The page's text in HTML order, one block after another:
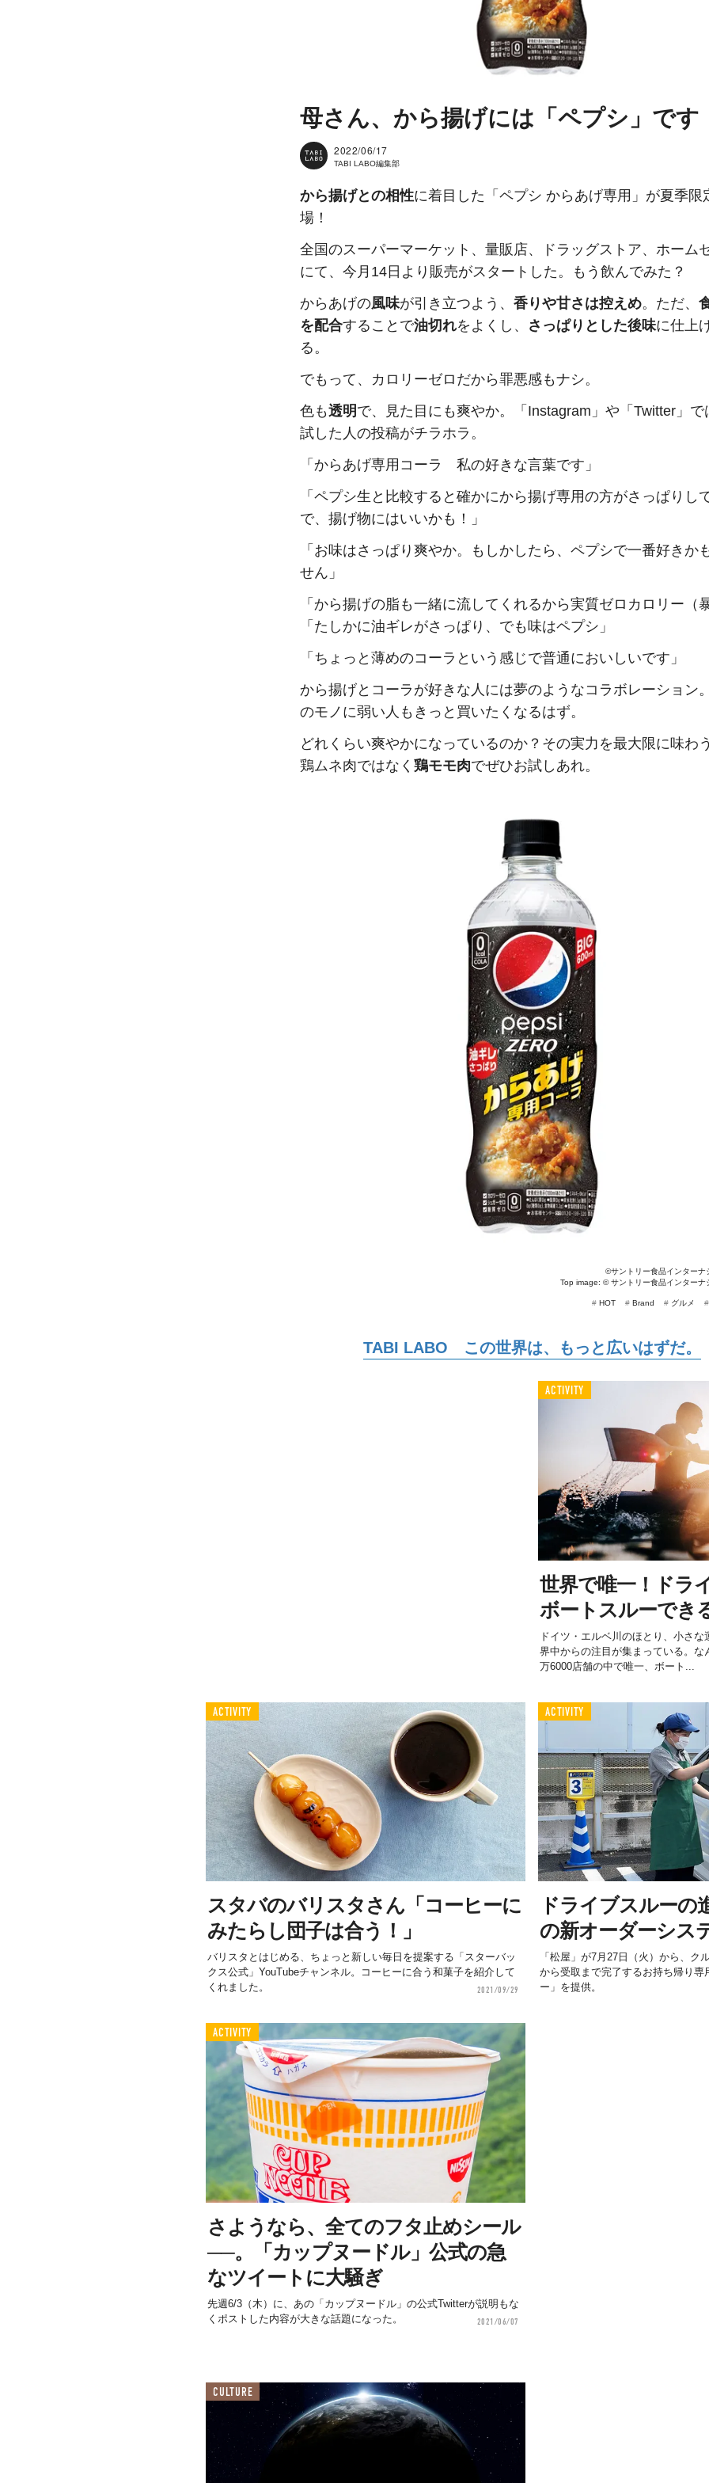
母さん、から揚げには「ペプシ」です
2022/06/17
TABI LABO編集部
から揚げとの相性に着目した「ペプシ からあげ専用」が夏季限
場！
全国のスーパーマーケット、量販店、ドラッグストア、ホーム
にて、今月14日より販売がスタートした。もう飲んでみた？
からあげの風味が引き立つよう、 香りや甘さは控えめ。ただ、
を配合することで油切れをよくし、 さっぱりとした後味に仕上
る。
でもって、カロリーゼロだから罪悪感もナシ。
色も透明 で、見た目にも爽やか。「Instagram」や「Twitter」で
試した人の投稿がチラホラ。
「からあげ専用コーラ 私の好きな言葉です」
「ペプシ生と比較すると確かにから揚げ専用の方がさっぱりし
で、揚げ物にはいいかも！」
「お味はさっぱり爽やか。もしかしたら、ペプシで一番好きか
せん」
「から揚げの脂も一緒に流してくれるから実質ゼロカロリー（
「たしかに油ギレがさっぱり、でも味はペプシ」
「ちょっと薄めのコーラという感じで普通においしいです」
から揚げとコーラが好きな人には夢のようなコラボレーション
のモノに弱い人もきっと買いたくなるはず。
どれくらい爽やかになっているのか？その実力を最大限に味わ
鶏ムネ肉ではなく 鶏モモ肉でぜひお試しあれ。
©サントリー食品インターナ
Top image: ©サントリー食品インターナ
# グルメ
# Brand
# HOT
TABI LABO この世界は、もっと広いはずだ。
ACTIVITY
世界で唯一！ドラ
ボートスルーでき
ドイツ・エルベ川のほとり、小さ
界中からの注目が集まっている。
万6000店舗の中で唯一、ボート...
ACTIVITY
スタバのバリスタさん「コーヒーに
みたらし団子は合う！」
バリスタとはじめる、ちょっと新しい毎日を提案する「スターバッ
クス公式」YouTubeチャンネル。コーヒーに合う和菓子を紹介して
くれました。
2021/09/29
ACTIVITY
ドライブスルーの
の新オーダーシス
「松屋」が7月27日（火）から、ク
から受取まで完了するお持ち帰り
ー」を提供。
ACTIVITY
さようなら、全てのフタ止めシール
──。「カップヌードル」公式の急
なツイートに大騒ぎ
先週6/3（木）に、あの「カップヌードル」の公式Twitterが説明もな
くポストした内容が大きな話題になった。
2021/06/07
CULTURE